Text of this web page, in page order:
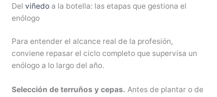
Del viñedoa la botella: las etapas que gestiona el
enólogo
Para entender el alcance real de la profesión,
conviene repasar el ciclo completo que supervisa un
enólogo a lo largo del año.
Selección de terruños y cepas. Antes de plantar o de